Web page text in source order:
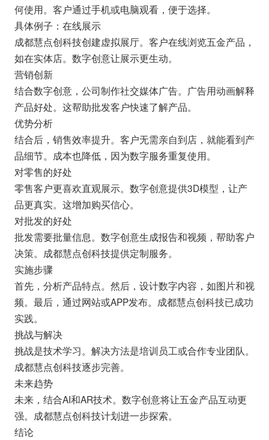
何使用。客户通过手机或电脑观看，便于选择。
具体例子：在线展示
成都慧点创科技创建虚拟展厅。客户在线浏览五金产品，
如在实体店。数字创意让展示更生动。
营销创新
结合数字创意，公司制作社交媒体广告。广告用动画解释
产品好处。这帮助批发客户快速了解产品。
优势分析
结合后，销售效率提升。客户无需亲自到店，就能看到产
品细节。成本也降低，因为数字服务重复使用。
对零售的好处
零售客户更喜欢直观展示。数字创意提供3D模型，让产
品更真实。这增加购买信心。
对批发的好处
批发需要批量信息。数字创意生成报告和视频，帮助客户
决策。成都慧点创科技提供定制服务。
实施步骤
首先，分析产品特点。然后，设计数字内容，如图片和视
频。最后，通过网站或APP发布。成都慧点创科技已成功
实践。
挑战与解决
挑战是技术学习。解决方法是培训员工或合作专业团队。
成都慧点创科技逐步完善。
未来趋势
未来，结合AI和AR技术。数字创意将让五金产品互动更
强。成都慧点创科技计划进一步探索。
结论